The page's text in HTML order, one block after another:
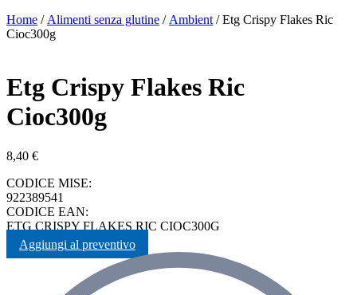
Home / Alimenti senza glutine / Ambient / Etg Crispy Flakes Ric
Cioc300g
Etg Crispy Flakes Ric
Cioc300g
8,40 €
CODICE MISE:
922389541
CODICE EAN:
ETG CRISPY FLAKES RIC CIOC300G
Aggiungi al preventivo